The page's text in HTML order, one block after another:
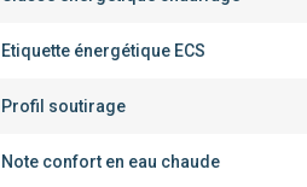
Etiquette énergétique ECS
Profil soutirage
Note confort en eau chaude